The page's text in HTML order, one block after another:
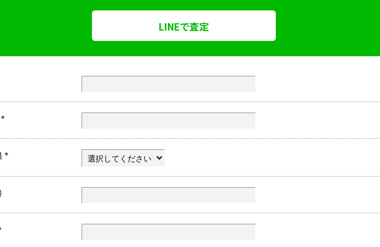
LINEで査定
*
*